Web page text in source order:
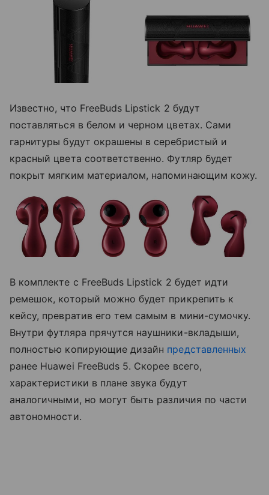
Известно, что FreeBuds Lipstick 2 будут
поставляться в белом и черном цветах. Сами
гарнитуры будут окрашены в серебристый и
красный цвета соответственно. Футляр будет
покрыт мягким материалом, напоминающим кожу.
В комплекте с FreeBuds Lipstick 2 будет идти
ремешок, который можно будет прикрепить к
кейсу, превратив его тем самым в мини-сумочку.
Внутри футляра прячутся наушники-вкладыши,
полностью копирующие дизайн представленных
ранее Huawei FreeBuds 5. Скорее всего,
характеристики в плане звука будут
аналогичными, но могут быть различия по части
автономности.